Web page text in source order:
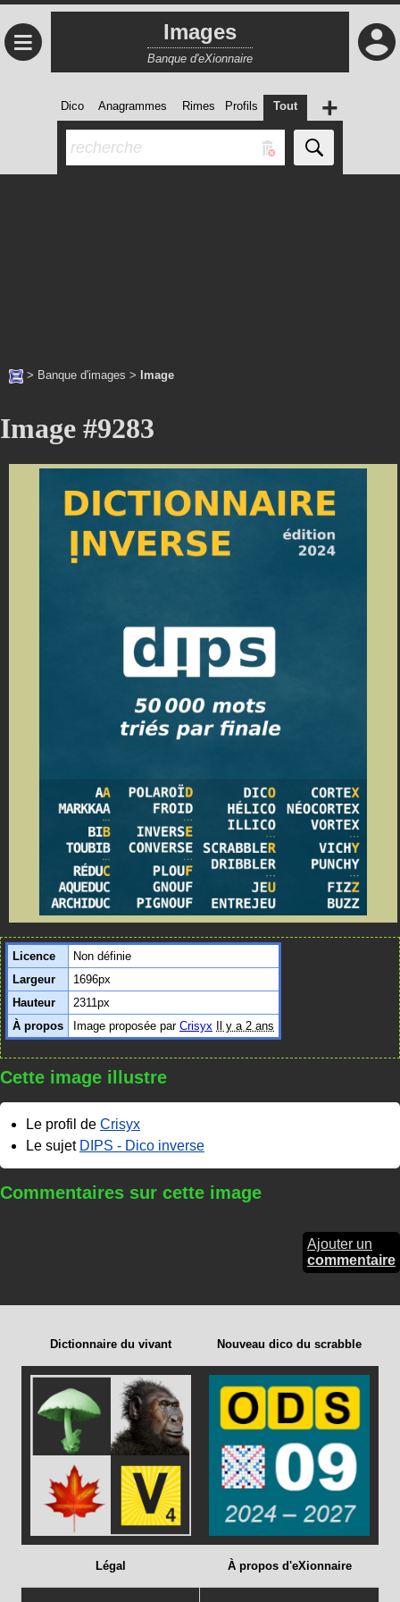
≡ Images
Banque d'eXionnaire
Dico Anagrammes Rimes Profils Tout +
> Banque d'images > Image
Image #9283
Licence
Non définie
Largeur
1696px
Hauteur
2311px
À propos
Image proposée par Crisyx Il y a 2 ans
Cette image illustre
Le profil de Crisyx
Le sujet DIPS - Dico inverse
Commentaires sur cette image
Ajouter un
commentaire
Dictionnaire du vivant Nouveau dico du scrabble
Légal À propos d'eXionnaire